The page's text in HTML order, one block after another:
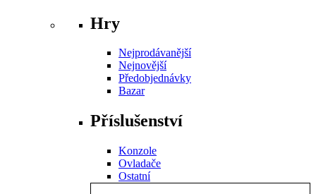
Hry
Nejprodávanější
Nejnovější
Předobjednávky
Bazar
Příslušenství
Konzole
Ovladače
Ostatní